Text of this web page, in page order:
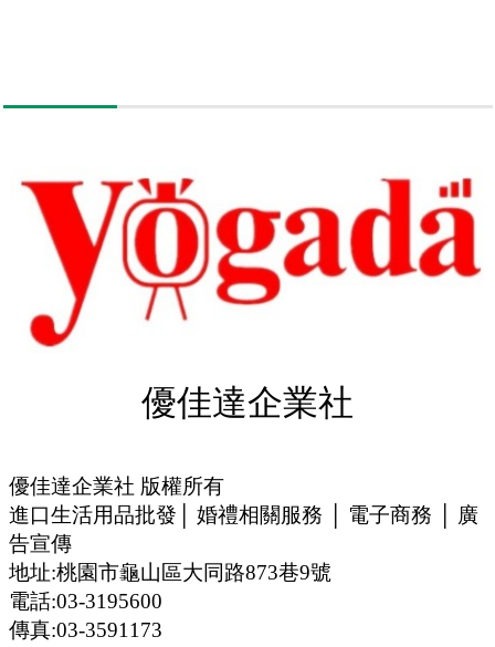
優佳達企業社
優佳達企業社 版權所有
進口生活用品批發│ 婚禮相關服務 │ 電子商務 │ 廣
告宣傳
地址:桃園市龜山區大同路873巷9號
電話:03-3195600
傳真:03-3591173